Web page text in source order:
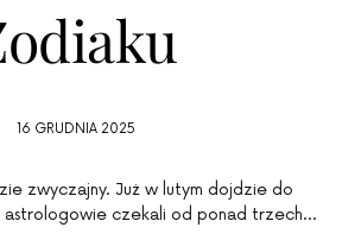
16 GRUDNIA 2025
zwyczajny. Już w lutym dojdzie do
astrologowie czekali od ponad trzech…